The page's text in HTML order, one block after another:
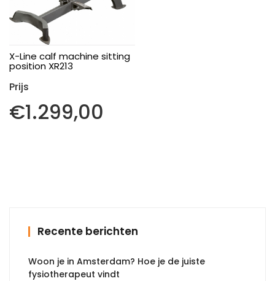
X-Line calf machine sitting
position XR213
€1.299,00
Recente berichten
Woon je in Amsterdam? Hoe je de juiste
fysiotherapeut vindt